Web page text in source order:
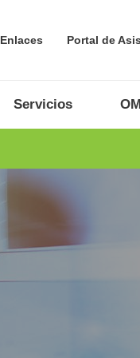
Enlaces Portal de
Servicios